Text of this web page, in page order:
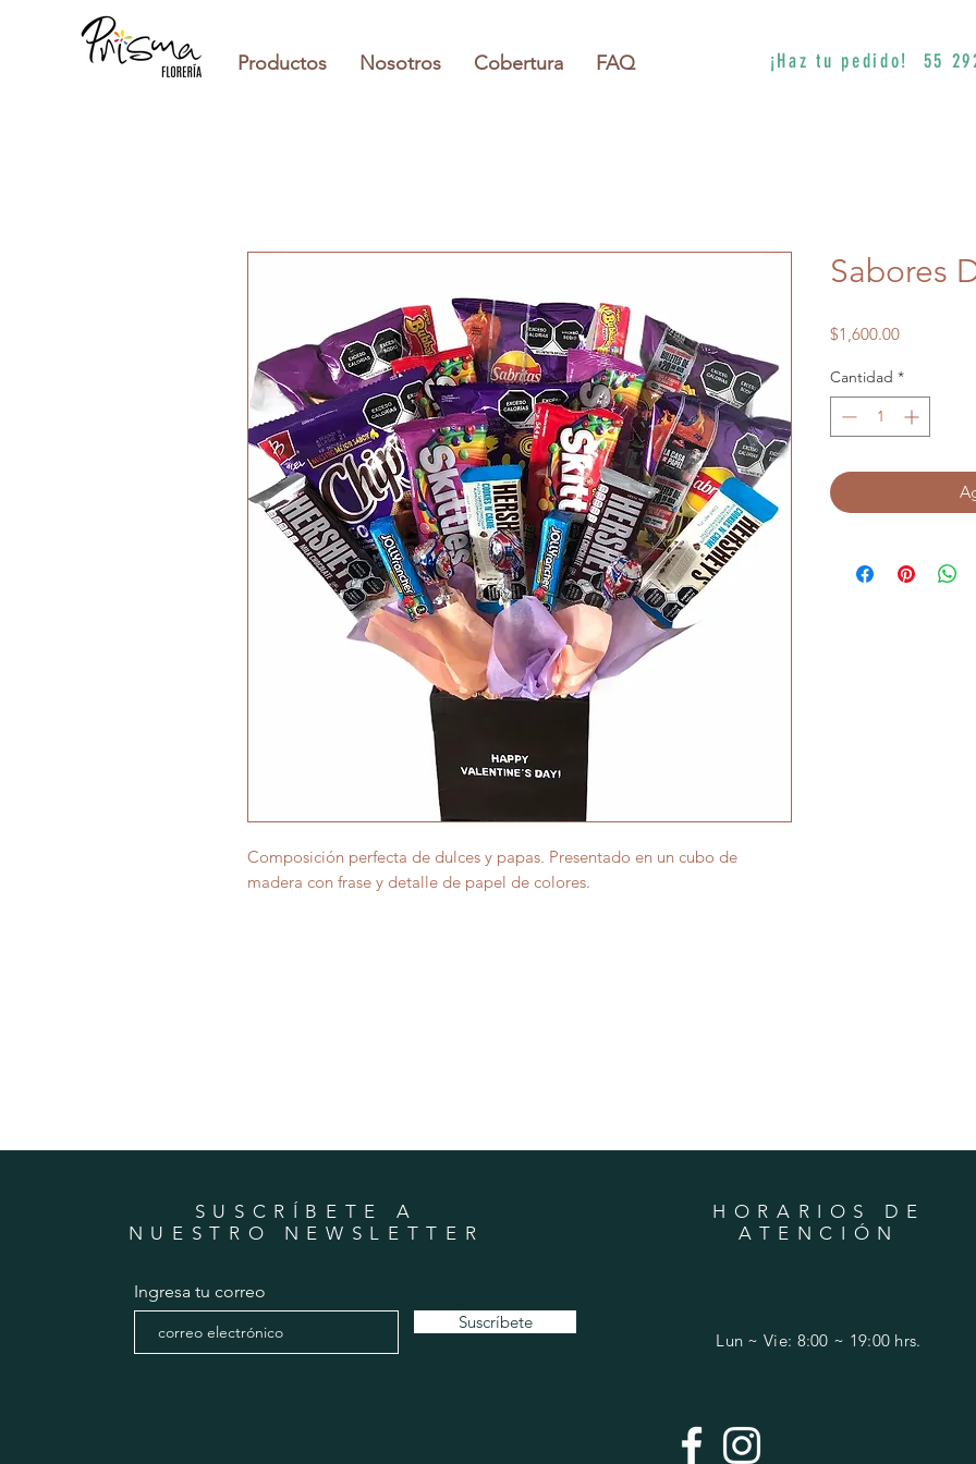
Productos Nosotros Cobertura FAQ ¡Haz tu pedido! 55
Composición perfecta de dulces y papas. Presentado en un cubo de
madera con frase y detalle de papel de colores.
Sabores
$1,600.00Precio
Cantidad *
SUSCRÍBETE A
NUESTRO NEWSLETTER
Ingresa tu correo
Suscríbete
HORARIOS DE
ATENCIÓN
Lun ~ Vie: 8:00 ~ 19:00 hrs.